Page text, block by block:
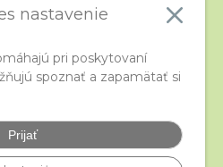
nastavenie
pri poskytovaní
spoznať a zapamätať si
Prijať
podmienky
otázky